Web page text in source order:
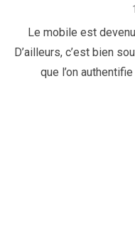
Le mobile est
D’ailleurs, c’est bien
que l’on